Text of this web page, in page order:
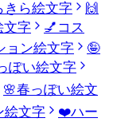
きら絵文字
🙌
文字 💅 コス
ョン絵文字
🤪
ぽい絵文字
🌸春っぽい絵文
絵文字 ❤️ハー